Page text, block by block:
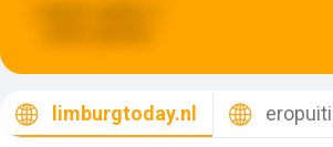
limburgtoday.nl